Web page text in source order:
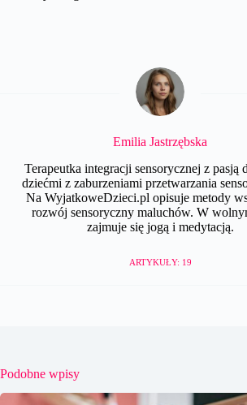
Emilia Jastrzębska
Terapeutka integracji sensorycznej z pasją
dziećmi z zaburzeniami przetwarzania
Na WyjatkoweDzieci.pl opisuje metody
rozwój sensoryczny maluchów. W
zajmuje się jogą i medytacją.
ARTYKUŁY: 19
Podobne wpisy